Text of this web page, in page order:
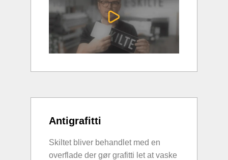
Antigrafitti
Skiltet bliver behandlet med en
overflade der gør grafitti let at vaske